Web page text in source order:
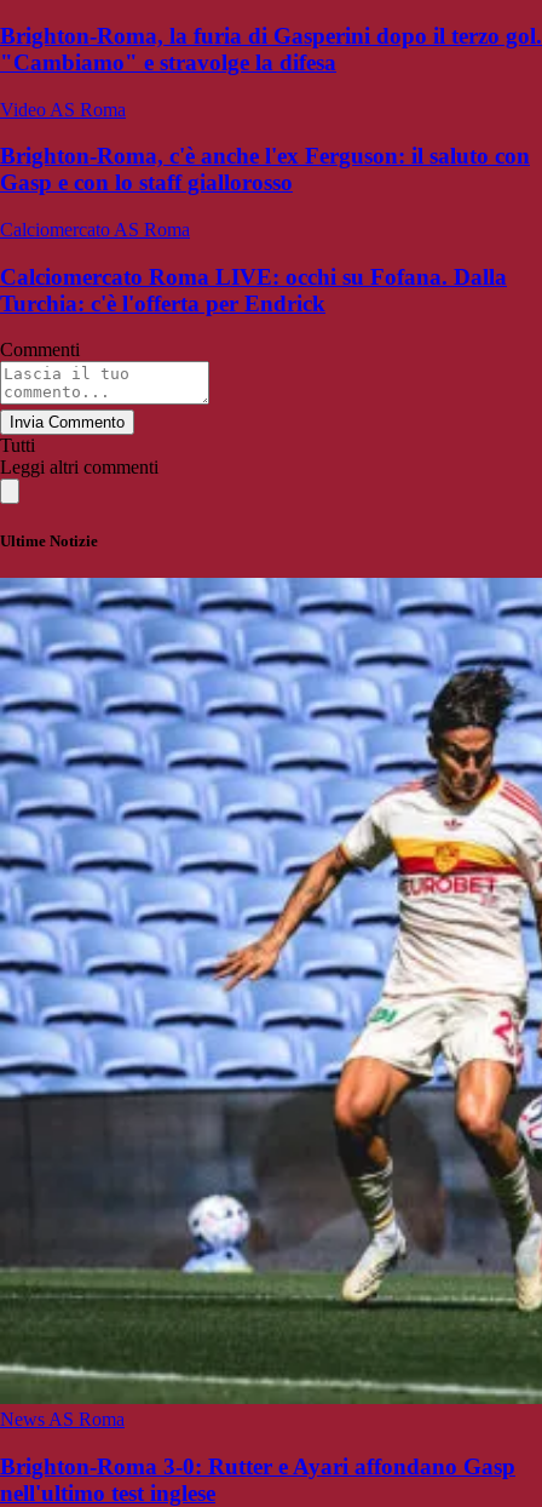
Brighton-Roma, la furia di Gasperini dopo il terzo gol.
"Cambiamo" e stravolge la difesa
Video AS Roma
Brighton-Roma, c'è anche l'ex Ferguson: il saluto con
Gasp e con lo staff giallorosso
Calciomercato AS Roma
Calciomercato Roma LIVE: occhi su Fofana. Dalla
Turchia: c'è l'offerta per Endrick
Commenti
Invia Commento
Tutti
Leggi altri commenti
Ultime Notizie
News AS Roma
Brighton-Roma 3-0: Rutter e Ayari affondano Gasp
nell'ultimo test inglese